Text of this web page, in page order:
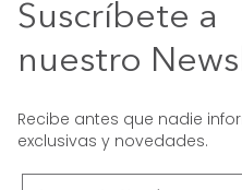
Suscríbete a
nuestro
Recibe antes que nadie
exclusivas y novedades.